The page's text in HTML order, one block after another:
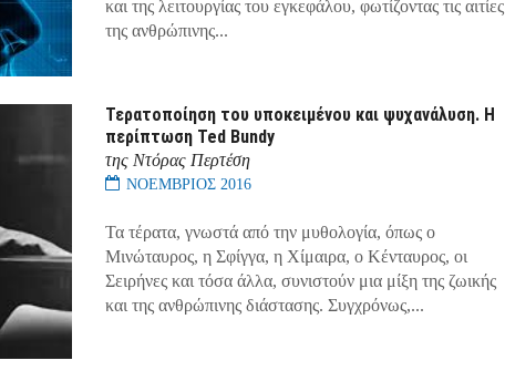
και της λειτουργίας του εγκεφάλου, φωτίζοντας τις αιτίες
της ανθρώπινης...
Τερατοποίηση του υποκειμένου και ψυχανάλυση. Η
περίπτωση Ted Bundy
της Ντόρας Περτέση
ΝΟΕΜΒΡΙΟΣ 2016
Τα τέρατα, γνωστά από την μυθολογία, όπως ο
Μινώταυρος, η Σφίγγα, η Χίμαιρα, ο Κένταυρος, οι
Σειρήνες και τόσα άλλα, συνιστούν μια μίξη της ζωικής
και της ανθρώπινης διάστασης. Συγχρόνως,...